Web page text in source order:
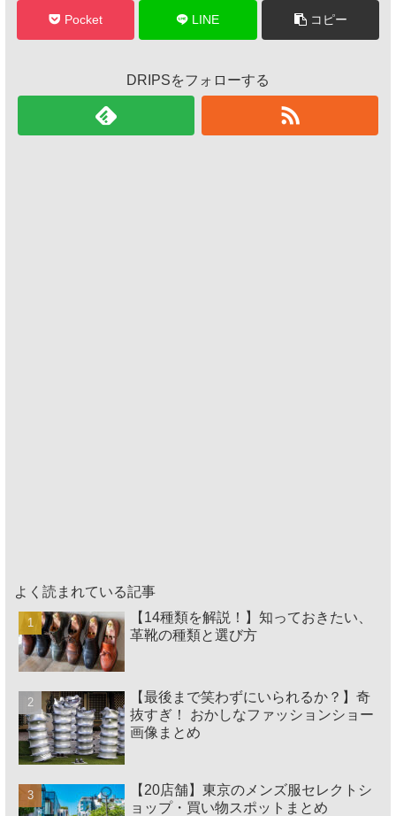
Pocket LINE コピー
DRIPSをフォローする
よく読まれている記事
【14種類を解説！】知っておきたい、
革靴の種類と選び方
【最後まで笑わずにいられるか？】奇
抜すぎ！ おかしなファッションショー
画像まとめ
【20店舗】東京のメンズ服セレクトシ
ョップ・買い物スポットまとめ